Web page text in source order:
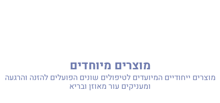
מוצרים מיוחדים
מוצרים ייחודיים המיועדים לטיפולים שונים הפועלים להזנה והרגעה
ומעניקים עור מאוזן ובריא